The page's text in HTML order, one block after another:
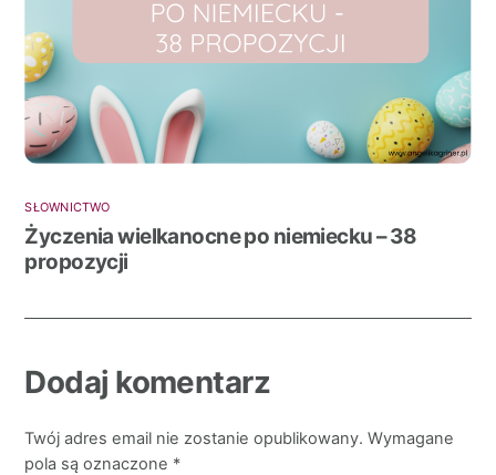
SŁOWNICTWO
Życzenia wielkanocne po niemiecku – 38
propozycji
Dodaj komentarz
Twój adres email nie zostanie opublikowany. Wymagane
pola są oznaczone *